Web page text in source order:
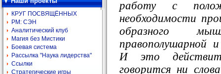
КРУГ ПОСВЯЩЁННЫХ
РМ: СЭН
Аналитический клуб
Магия без Мистики
Боевая система
Рассылка "Наука лидерства"
Ссылки
Стратегические игры
работу с
необходимости
образного
правополушарной
И это
говорится ни